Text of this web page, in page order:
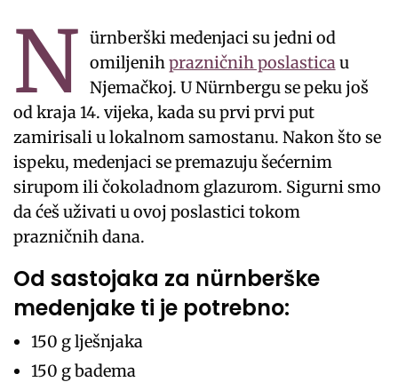
N ürnberški medenjaci su jedni od
omiljenihprazničnih poslasticau
Njemačkoj. U Nürnbergu se peku još
od kraja 14. vijeka, kada su prvi prvi put
zamirisali u lokalnom samostanu. Nakon što se
ispeku, medenjaci se premazuju šećernim
sirupom ili čokoladnom glazurom. Sigurni smo
da ćeš uživati u ovoj poslastici tokom
prazničnih dana.
Od sastojaka za nürnberške
medenjake ti je potrebno:
150 g lješnjaka
150 g badema